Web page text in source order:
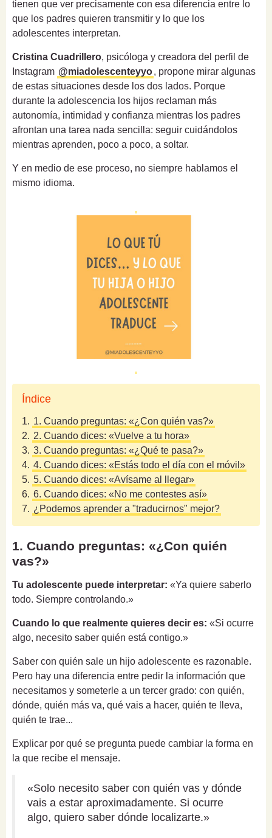
tienen que ver precisamente con esa diferencia entre lo
que los padres quieren transmitir y lo que los
adolescentes interpretan.
Cristina Cuadrillero, psicóloga y creadora del perfil de
Instagram @miadolescenteyyo, propone mirar algunas
de estas situaciones desde los dos lados. Porque
durante la adolescencia los hijos reclaman más
autonomía, intimidad y confianza mientras los padres
afrontan una tarea nada sencilla: seguir cuidándolos
mientras aprenden, poco a poco, a soltar.
Y en medio de ese proceso, no siempre hablamos el
mismo idioma.
Índice
1. 1. Cuando preguntas: «¿Con quién vas?»
2. 2. Cuando dices: «Vuelve a tu hora»
3. 3. Cuando preguntas: «¿Qué te pasa?»
4. 4. Cuando dices: «Estás todo el día con el móvil»
5. 5. Cuando dices: «Avísame al llegar»
6. 6. Cuando dices: «No me contestes así»
7. ¿Podemos aprender a "traducirnos" mejor?
1. Cuando preguntas: «¿Con quién
vas?»
Tu adolescente puede interpretar: «Ya quiere saberlo
todo. Siempre controlando.»
Cuando lo que realmente quieres decir es: «Si ocurre
algo, necesito saber quién está contigo.»
Saber con quién sale un hijo adolescente es razonable.
Pero hay una diferencia entre pedir la información que
necesitamos y someterle a un tercer grado: con quién,
dónde, quién más va, qué vais a hacer, quién te lleva,
quién te trae...
Explicar por qué se pregunta puede cambiar la forma en
la que recibe el mensaje.
«Solo necesito saber con quién vas y dónde
vais a estar aproximadamente. Si ocurre
algo, quiero saber dónde localizarte.»